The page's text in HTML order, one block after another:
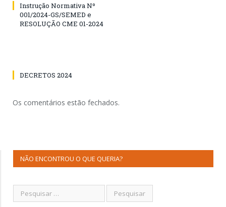
Instrução Normativa Nº
001/2024-GS/SEMED e
RESOLUÇÃO CME 01-2024
DECRETOS 2024
Os comentários estão fechados.
NÃO ENCONTROU O QUE QUERIA?